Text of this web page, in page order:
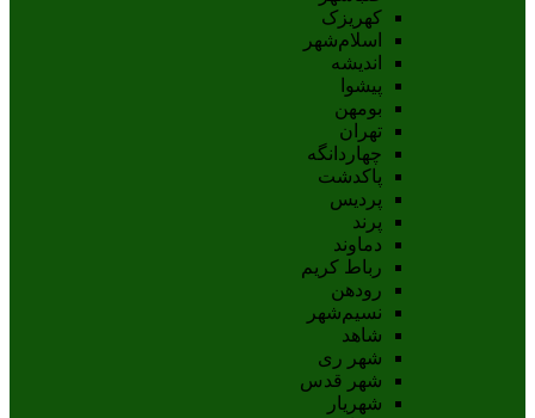
کهریزک
اسلام‌شهر
اندیشه
پيشوا
بومهن
تهران
چهاردانگه
پاکدشت
پردیس
پرند
دماوند
رباط کریم
رودهن
نسيم‌شهر
شاهد
شهر ری
شهر قدس
شهریار